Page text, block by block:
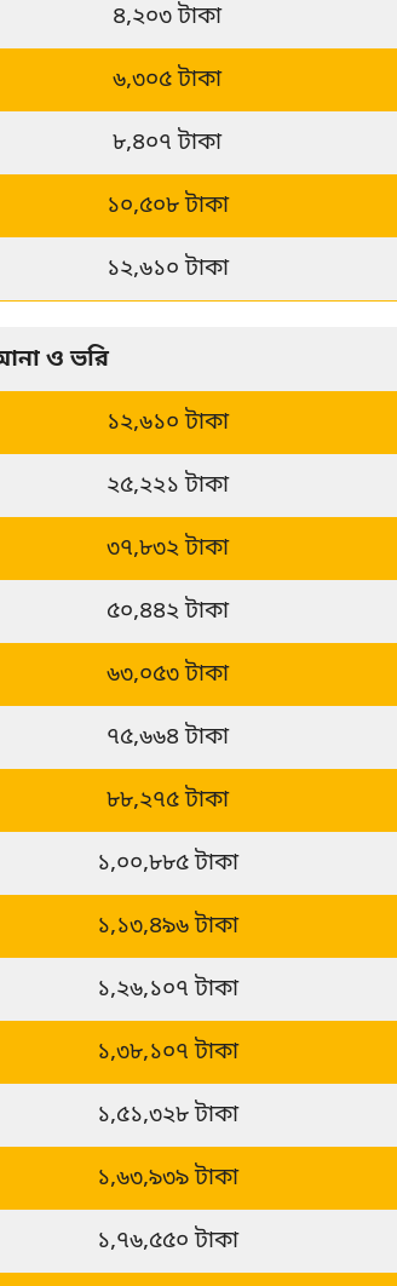
৪,২০৩ টাকা
৬,৩০৫ টাকা
৮,৪০৭ টাকা
১০,৫০৮ টাকা
১২,৬১০ টাকা
ও ভরি
১২,৬১০ টাকা
২৫,২২১ টাকা
৩৭,৮৩২ টাকা
৫০,৪৪২ টাকা
৬৩,০৫৩ টাকা
৭৫,৬৬৪ টাকা
৮৮,২৭৫ টাকা
১,০০,৮৮৫ টাকা
১,১৩,৪৯৬ টাকা
১,২৬,১০৭ টাকা
১,৩৮,১০৭ টাকা
১,৫১,৩২৮ টাকা
১,৬৩,৯৩৯ টাকা
১,৭৬,৫৫০ টাকা